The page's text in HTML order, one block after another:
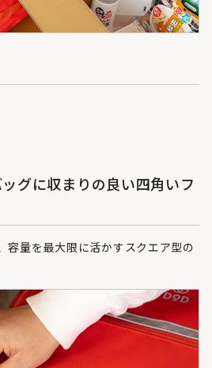
グに収まりの良い四角いフ
容量を最大限に活かすスクエア型の